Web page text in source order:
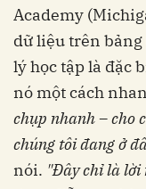
Academy
dữ liệu trên
lý học tập là đặc
nó một cách
chụp nhanh – cho
chúng tôi đang ở
nói. "Đây chỉ là lời